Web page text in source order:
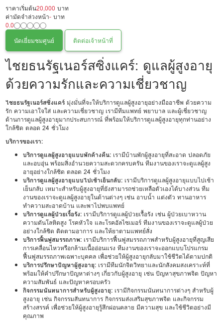
ราคาเริ่มต้น20,000 บาท
ค่ามัดจำล่วงหน้า- บาท
0.0
นัดเยี่ยมชมศูนย์
ติดต่อเจ้าหน้าที่
ไชยธนรัฐเนอร์สซิ่งแคร์: ดูแลผู้สูงอายุ
ด้วยความรักและความเชี่ยวชาญ
ไชยธนรัฐเนอร์สซิ่งแคร์ มุ่งมั่นที่จะให้บริการดูแลผู้สูงอายุอย่างมืออาชีพ ด้วยความ
รัก ความเอาใจใส่ และความเชี่ยวชาญ เรามีทีมแพทย์ พยาบาล และผู้เชี่ยวชาญ
ด้านการดูแลผู้สูงอายุมากประสบการณ์ ที่พร้อมให้บริการดูแลผู้สูงอายุทุกท่านอย่าง
ใกล้ชิด ตลอด 24 ชั่วโมง
บริการของเรา:
บริการดูแลผู้สูงอายุแบบพักค้างคืน: เรามีบ้านพักผู้สูงอายุที่สะอาด ปลอดภัย
และอบอุ่น พร้อมสิ่งอำนวยความสะดวกครบครัน ทีมงานของเราจะดูแลผู้สูง
อายุอย่างใกล้ชิด ตลอด 24 ชั่วโมง
บริการดูแลผู้สูงอายุแบบไปเช้าเย็นกลับ: เรามีบริการดูแลผู้สูงอายุแบบไปเช้า
เย็นกลับ เหมาะสำหรับผู้สูงอายุที่ยังสามารถช่วยเหลือตัวเองได้บางส่วน ทีม
งานของเราจะดูแลผู้สูงอายุในด้านต่างๆ เช่น อาบน้ำ แต่งตัว ทานอาหาร
ทำความสะอาดบ้าน และพาไปพบแพทย์
บริการดูแลผู้ป่วยเรื้อรัง: เรามีบริการดูแลผู้ป่วยเรื้อรัง เช่น ผู้ป่วยเบาหวาน
ความดันโลหิตสูง โรคหัวใจ และโรคอัลไซเมอร์ ทีมงานของเราจะดูแลผู้ป่วย
อย่างใกล้ชิด ติดตามอาการ และให้ยาตามแพทย์สั่ง
บริการฟื้นฟูสมรรถภาพ: เรามีบริการฟื้นฟูสมรรถภาพสำหรับผู้สูงอายุที่สูญเสีย
การเคลื่อนไหวหรือกล้ามเนื้ออ่อนแรง ทีมงานของเราจะออกแบบโปรแกรม
ฟื้นฟูสมรรถภาพเฉพาะบุคคล เพื่อช่วยให้ผู้สูงอายุกลับมาใช้ชีวิตได้ตามปกติ
บริการปรึกษาปัญหาผู้สูงอายุ: เรามีทีมนักจิตวิทยาและนักสังคมสงเคราะห์ที่
พร้อมให้คำปรึกษาปัญหาต่างๆ เกี่ยวกับผู้สูงอายุ เช่น ปัญหาสุขภาพจิต ปัญหา
ความสัมพันธ์ และปัญหาครอบครัว
กิจกรรมนันทนาการสำหรับผู้สูงอายุ: เรามีกิจกรรมนันทนาการต่างๆ สำหรับผู้
สูงอายุ เช่น กิจกรรมสันทนาการ กิจกรรมส่งเสริมสุขภาพจิต และกิจกรรม
สร้างสรรค์ เพื่อช่วยให้ผู้สูงอายุรู้สึกผ่อนคลาย มีความสุข และใช้ชีวิตอย่างมี
คุณภาพ